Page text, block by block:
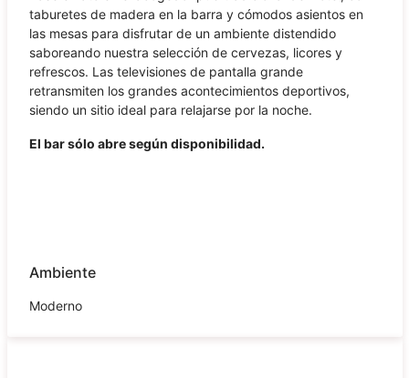
taburetes de madera en la barra y cómodos asientos en
las mesas para disfrutar de un ambiente distendido
saboreando nuestra selección de cervezas, licores y
refrescos. Las televisiones de pantalla grande
retransmiten los grandes acontecimientos deportivos,
siendo un sitio ideal para relajarse por la noche.
El bar sólo abre según disponibilidad.
Ambiente
Moderno